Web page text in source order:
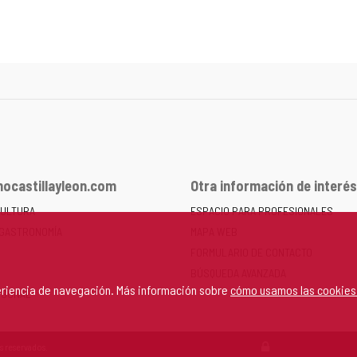
de navegación. Más información sobre cómo usamos las
Otra información de interés
ESPACIO PARA PROFESIONALES